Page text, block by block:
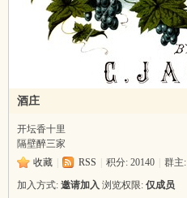
酒庄
开坛香十里
隔壁醉三家
收藏
RSS 积分: 20140 群主:
加入方式: 邀请加入 浏览权限: 仅成员